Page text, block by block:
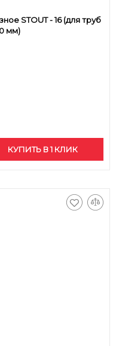
STOUT - 16 (для труб
мм)
КУПИТЬ В 1 КЛИК